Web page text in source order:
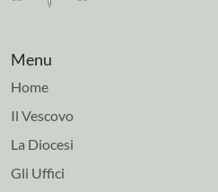
Menu
Home
Il Vescovo
La Diocesi
Gli Uffici